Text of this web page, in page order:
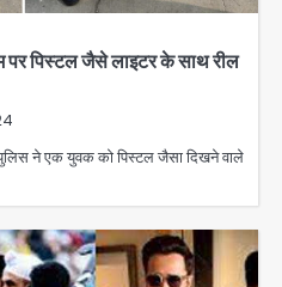
पिस्टल जैसे लाइटर के साथ रील
ने एक युवक को पिस्टल जैसा दिखने वाले
Prayagraj
को ‘दर्द, डेटा, दौलत’ का
का वार